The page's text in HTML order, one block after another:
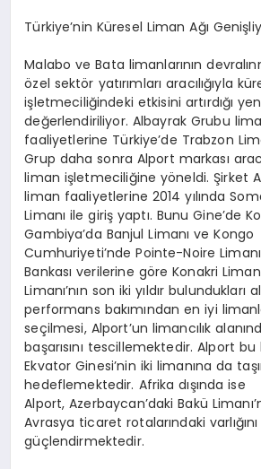
Türkiye’nin Küresel Liman Ağı
Malabo ve Bata limanlarının
özel sektör yatırımları aracılığıyla
işletmeciliğindeki etkisini artırdığı
değerlendiriliyor. Albayrak Grubu
faaliyetlerine Türkiye’de Trabzon
Grup daha sonra Alport markası
liman işletmeciliğine yöneldi. Şirket
liman faaliyetlerine 2014 yılında
Limanı ile giriş yaptı. Bunu Gine’de
Gambiya’da Banjul Limanı ve Kongo
Cumhuriyeti’ndePointe-Noire
Bankası verilerine göreKonakri
Limanı’nın son iki yıldır bulundukları
performans bakımından en iyi
seçilmesi, Alport’un limancılık
başarısını tescillemektedir.Alport bu
Ekvator Ginesi’nin iki limanına da
hedeflemektedir. Afrika dışında ise
Alport, Azerbaycan’daki Bakü
Avrasya ticaret rotalarındaki varlığını
güçlendirmektedir.